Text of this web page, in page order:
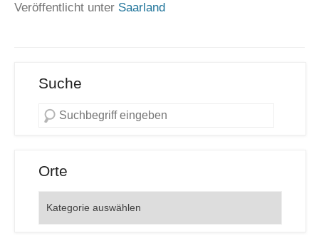
Veröffentlicht unter Saarland
Suche
Orte